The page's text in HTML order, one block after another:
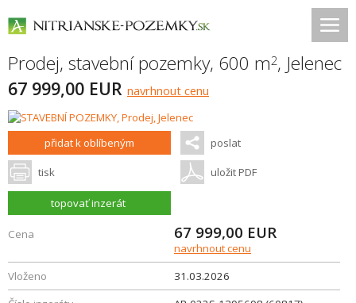
Prodej, stavební pozemky, 600 m2, Jelenec
67 999,00 EUR navrhnout cenu
přidat k oblíbeným poslat
tisk uložit PDF
topovať inzerát
Cena 67 999,00 EUR
navrhnout cenu
Vloženo
31.03.2026